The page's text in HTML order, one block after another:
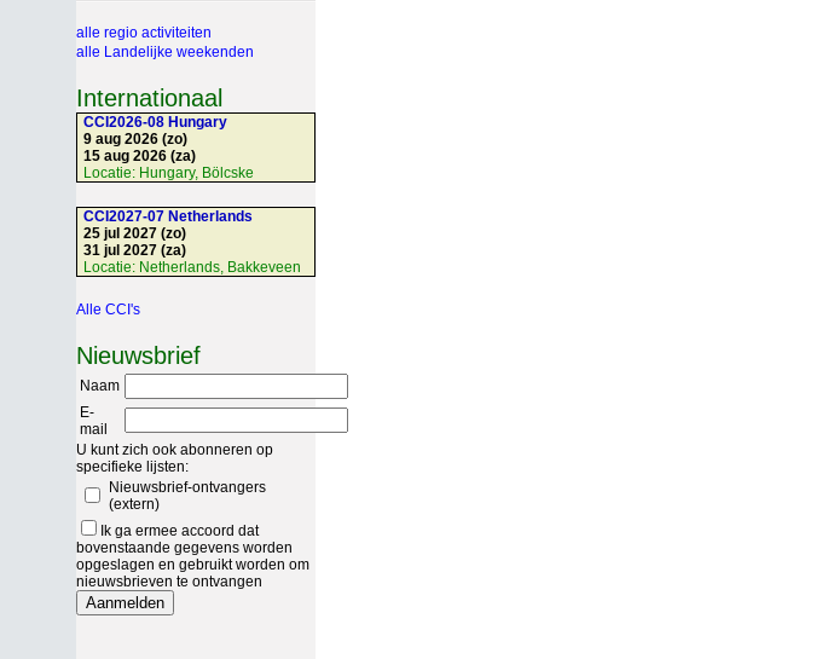
alle regio activiteiten
alle Landelijke weekenden
Internationaal
CCI2026-08 Hungary
9 aug 2026 (zo)
15 aug 2026 (za)
Locatie: Hungary, Bölcske
CCI2027-07 Netherlands
25 jul 2027 (zo)
31 jul 2027 (za)
Locatie: Netherlands, Bakkeveen
Alle CCI's
Nieuwsbrief
Naam
E-
mail
U kunt zich ook abonneren op
specifieke lijsten:
Nieuwsbrief-ontvangers
(extern)
Ik ga ermee accoord dat
bovenstaande gegevens worden
opgeslagen en gebruikt worden om
nieuwsbrieven te ontvangen